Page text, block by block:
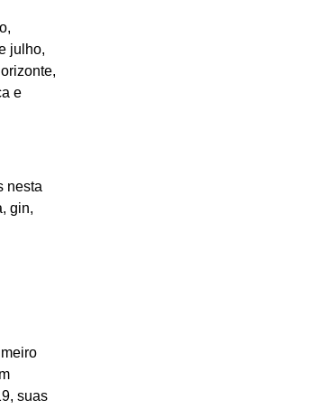
julho,
e
nesta
gin,
suas